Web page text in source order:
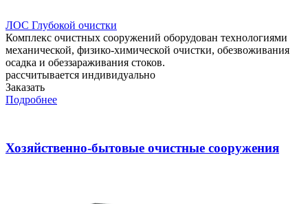
ЛОС Глубокой очистки
Комплекс очистных сооружений оборудован технологиями
механической, физико-химической очистки, обезвоживания
осадка и обеззараживания стоков.
рассчитывается индивидуально
Заказать
Подробнее
Хозяйственно-бытовые очистные сооружения